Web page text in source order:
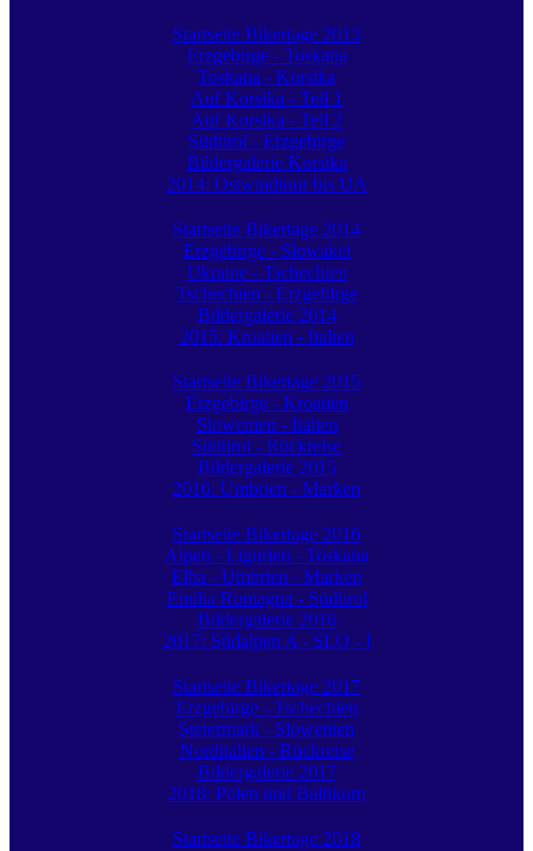
Startseite Bikertage 2013
Erzgebirge - Toskana
Toskana - Korsika
Auf Korsika - Teil 1
Auf Korsika - Teil 2
Südtirol - Erzgebirge
Bildergalerie Korsika
2014: Ostwindtour bis UA
Startseite Bikertage 2014
Erzgebirge - Slowakei
Ukraine - Tschechien
Tschechien - Erzgebirge
Bildergalerie 2014
2015: Kroatien - Italien
Startseite Bikertage 2015
Erzgebirge - Kroatien
Slowenien - Italien
Südtirol - Rückreise
Bildergalerie 2015
2016: Umbrien - Marken
Startseite Bikertage 2016
Alpen - Ligurien - Toskana
Elba - Umbrien - Marken
Emilia Romagna - Südtirol
Bildergalerie 2016
2017: Südalpen A - SLO - I
Startseite Bikertage 2017
Erzgebirge - Tschechien
Steiermark - Slowenien
Norditalien - Rückreise
Bildergalerie 2017
2018: Polen und Baltikum
Startseite Bikertage 2018